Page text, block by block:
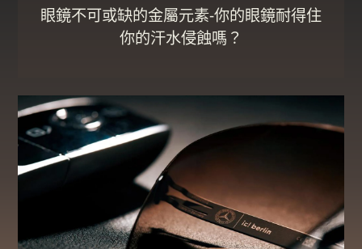
眼鏡不可或缺的金屬元素-你的眼鏡耐得住
你的汗水侵蝕嗎？